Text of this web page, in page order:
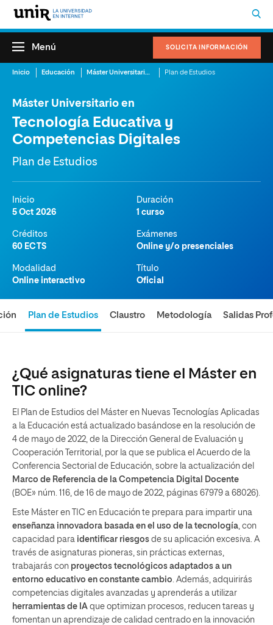
SOLICITA INFORMACIÓN
Menú
Inicio Educación Máster Universitario en Tecnología Educativa y Competencias Digitales Plan de Estudios
Máster Universitario en
Tecnología Educativa y
Competencias Digitales
Plan de Estudios
Inicio
5 Oct 2026
Duración
1 curso
Créditos
60 ECTS
Exámenes
Online y/o presenciales
Modalidad
Online interactivo
Título
Oficial
Plan de Estudios Claustro Metodología Salidas
¿Qué asignaturas tiene el Máster en
TIC online?
El Plan de Estudios del Máster en Nuevas Tecnologías Aplicadas
a la Educación está actualizado basándose en la resolución de
4 de mayo de 2022, de la Dirección General de Evaluación y
Cooperación Territorial, por la que se publica el Acuerdo de la
Conferencia Sectorial de Educación, sobre la actualización del
Marco de Referencia de la Competencia Digital Docente
(BOE» núm. 116, de 16 de mayo de 2022, páginas 67979 a 68026).
Este Máster en TIC en Educación te prepara para impartir una
enseñanza innovadora basada en el uso de la tecnología, con
capacidad para identificar riesgos de su aplicación excesiva. A
través de asignaturas pioneras, sin prácticas externas,
trabajarás con proyectos tecnológicos adaptados a un
entorno educativo en constante cambio. Además, adquirirás
competencias digitales avanzadas y aprenderás a utilizar
herramientas de IA que optimizan procesos, reducen tareas y
fomentan un aprendizaje de calidad centrado en la innovación